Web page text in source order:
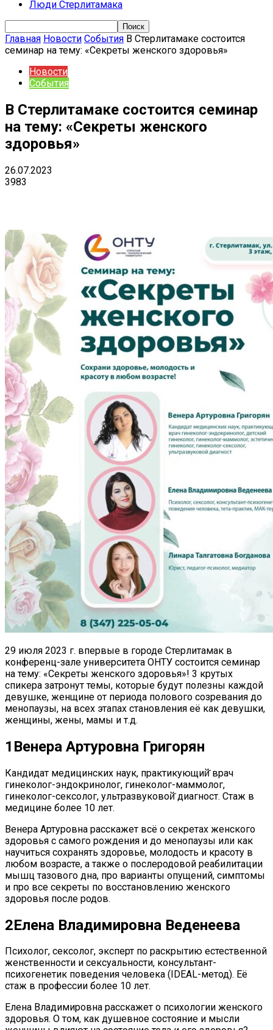
Люди Стерлитамака
Главная Новости События В Стерлитамаке состоится
семинар на тему: «Секреты женского здоровья»
Новости
События
В Стерлитамаке состоится семинар
на тему: «Секреты женского
здоровья»
26.07.2023
3983
29 июля 2023 г. впервые в городе Стерлитамак в
конференц-зале университета ОНТУ состоится семинар
на тему: «Секреты женского здоровья»! 3 крутых
спикера затронут темы, которые будут полезны каждой
девушке, женщине от периода полового созревания до
менопаузы, на всех этапах становления её как девушки,
женщины, жены, мамы и т.д.
1 Венера Артуровна Григорян
Кандидат медицинских наук, практикующий̆ врач
гинеколог-эндокринолог, гинеколог-маммолог,
гинеколог-сексолог, ультразвуковой̆ диагност. Стаж в
медицине более 10 лет.
Венера Артуровна расскажет всё о секретах женского
здоровья с самого рождения и до менопаузы или как
научиться сохранять здоровье, молодость и красоту в
любом возрасте, а также о послеродовой реабилитации
мышц тазового дна, про варианты опущений, симптомы
и про все секреты по восстановлению женского
здоровья после родов.
2Елена Владимировна Веденеева
Психолог, сексолог, эксперт по раскрытию естественной
женственности и сексуальности, консультант-
психогенетик поведения человека (IDEAL-метод). Её
стаж в профессии более 10 лет.
Елена Владимировна расскажет о психологии женского
здоровья. О том, как душевное состояние и мысли